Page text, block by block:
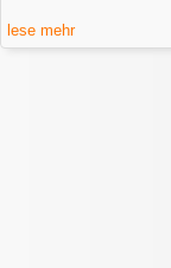
lese mehr